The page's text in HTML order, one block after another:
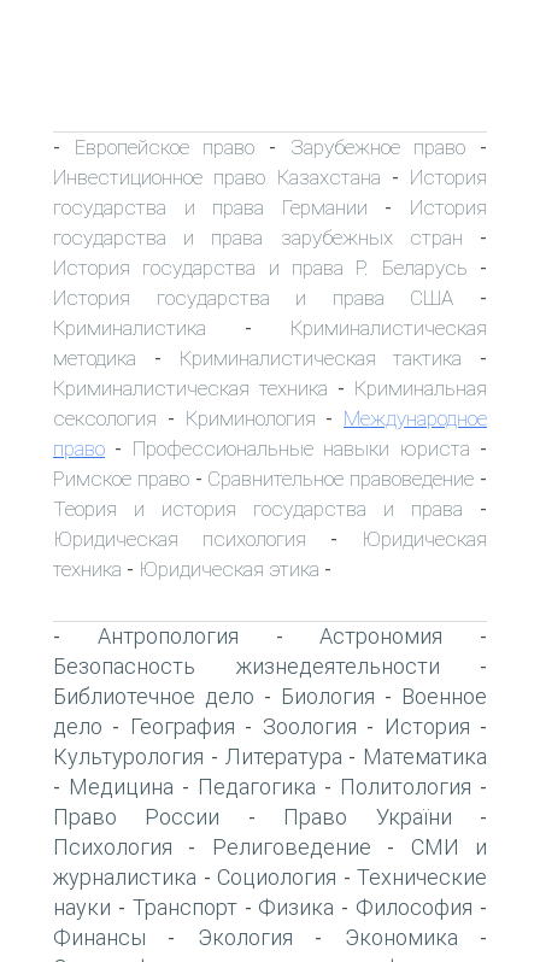
- Европейское право - Зарубежное право -
Инвестиционное право Казахстана - История
государства и права Германии - История
государства и права зарубежных стран -
История государства и права Р. Беларусь -
История государства и права США -
Криминалистика - Криминалистическая
методика - Криминалистическая тактика -
Криминалистическая техника - Криминальная
сексология - Криминология - Международное
право - Профессиональные навыки юриста -
Римское право- Сравнительное правоведение -
Теория и история государства и права -
Юридическая психология -
Юридическая
техника - Юридическая этика -
- Антропология -Астрономия -
Безопасность жизнедеятельности -
Библиотечное дело - Биология - Военное
дело - География - Зоология - История -
Культурология - Литература - Математика
- Медицина - Педагогика - Политология -
Право России - Право України -
Психология - Религоведение - СМИ и
журналистика - Социология - Технические
науки - Транспорт- Физика - Философия -
Финансы - Экология - Экономика -